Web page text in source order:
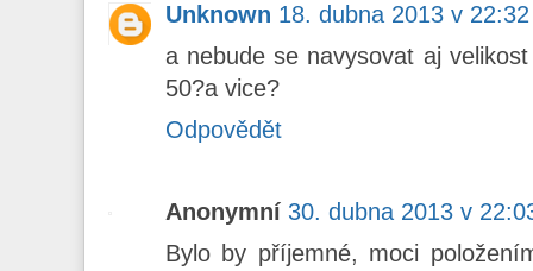
Unknown 18. dubna 2013 v 22:32
a nebude se navysovat aj
50?a vice?
Odpovědět
Anonymní 30. dubna 2013 v
Bylo by příjemné, moci